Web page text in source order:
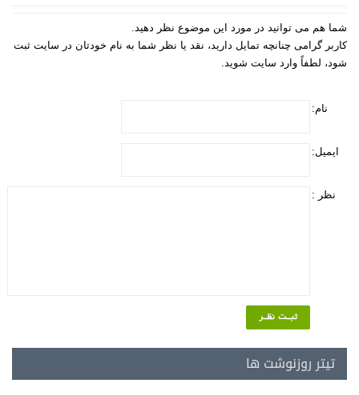
شما هم می توانید در مورد این موضوع نظر دهید.
کاربر گرامی چنانچه تمایل دارید، نقد یا نظر شما به نام خودتان در سایت ثبت
شود، لطفاً وارد سایت شوید.
نام:
ایمیل:
نظر :
تیتر روزنوشت ها